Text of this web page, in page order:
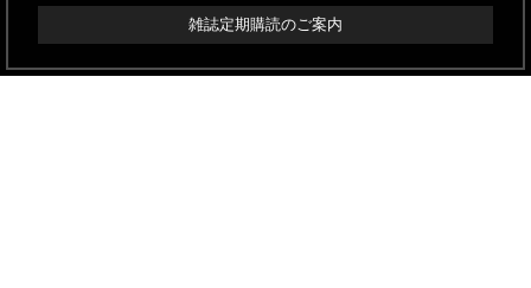
雑誌定期購読のご案内